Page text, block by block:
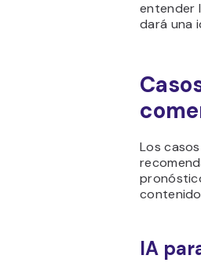
entender
dará una
Los
IA